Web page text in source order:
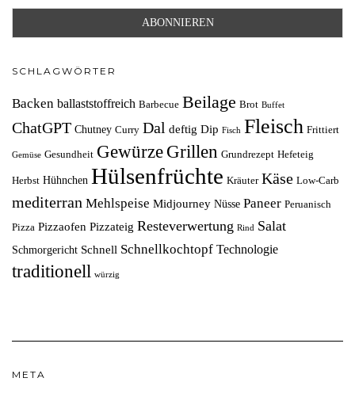
SCHLAGWÖRTER
Backen ballaststoffreich Barbecue Beilage Brot Buffet
ChatGPT Chutney Curry Dal deftig Dip Fisch Fleisch Frittiert
Gemüse Gesundheit Gewürze Grillen Grundrezept Hefeteig
Herbst Hühnchen Hülsenfrüchte Kräuter Käse Low-Carb
mediterran Mehlspeise Midjourney Nüsse Paneer Peruanisch
Pizza Pizzaofen Pizzateig Resteverwertung Rind Salat
Schmorgericht Schnell Schnellkochtopf Technologie
traditionell würzig
META